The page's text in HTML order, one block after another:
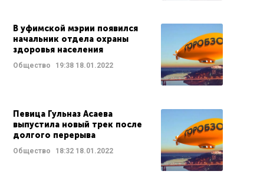
В уфимской мэрии появился
начальник отдела охраны
здоровья населения
Общество 19:38 18.01.2022
Певица Гульназ Асаева
выпустила новый трек после
долгого перерыва
Общество 18:32 18.01.2022